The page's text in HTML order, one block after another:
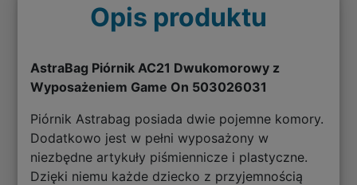
Opis produktu
AstraBag Piórnik AC21 Dwukomorowy z
Wyposażeniem Game On 503026031
Piórnik Astrabag posiada dwie pojemne komory.
Dodatkowo jest w pełni wyposażony w
niezbędne artykuły piśmiennicze i plastyczne.
Dzięki niemu każde dziecko z przyjemnością